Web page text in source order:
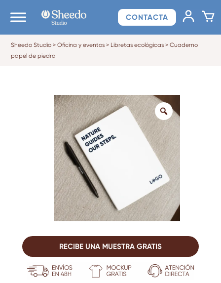
CONTACTA
Sheedo Studio >Oficina y eventos > Libretas ecológicas >Cuaderno
papel de piedra
RECIBE UNA MUESTRA GRATIS